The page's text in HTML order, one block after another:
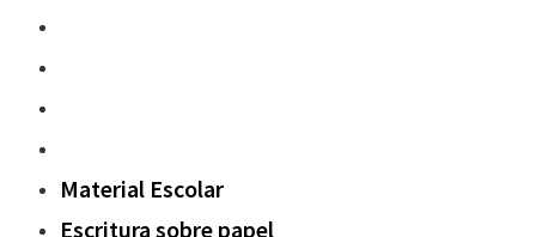
Material Escolar
Escritura sobre papel